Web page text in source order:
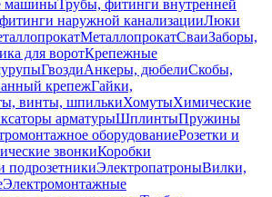
машиныТрубы, фитинги внутренней
наружной канализацииЛюки
МеталлопрокатСваиЗаборы,
для воротКрепежные
ГвоздиАнкеры, дюбелиСкобы,
крепежГайки,
винты, шпилькиХомутыХимические
арматурыШплинтыПружины
оборудованиеРозетки и
звонкиКоробки
подрозетникиЭлектропатроныВилки,
Электромонтажные